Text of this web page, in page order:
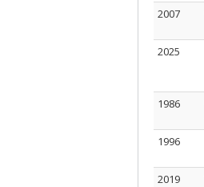
2007
2025
1986
1996
2019